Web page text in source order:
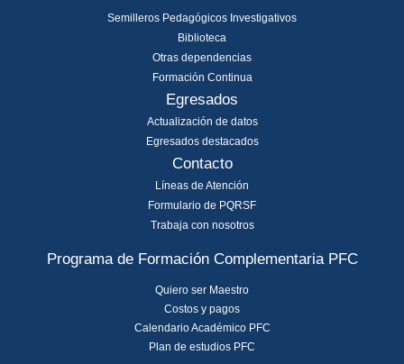
Semilleros Pedagógicos Investigativos
Biblioteca
Otras dependencias
Formación Continua
Egresados
Actualización de datos
Egresados destacados
Contacto
Líneas de Atención
Formulario de PQRSF
Trabaja con nosotros
Programa de Formación Complementaria PFC
Quiero ser Maestro
Costos y pagos
Calendario Académico PFC
Plan de estudios PFC